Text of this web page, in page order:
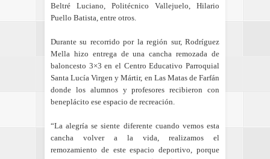
Beltré Luciano, Politécnico Vallejuelo, Hilario
Puello Batista, entre otros.
Durante su recorrido por la región sur, Rodríguez
Mella hizo entrega de una cancha remozada de
baloncesto 3×3 en el Centro Educativo Parroquial
Santa Lucía Virgen y Mártir, en Las Matas de Farfán
donde los alumnos y profesores recibieron con
beneplácito ese espacio de recreación.
“La alegría se siente diferente cuando vemos esta
cancha volver a la vida, realizamos el
remozamiento de este espacio deportivo, porque